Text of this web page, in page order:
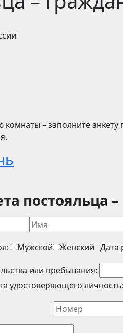
– заполните
постояльца
Мужской Женский Дата
или пребывания:
удостоверяющего личность: